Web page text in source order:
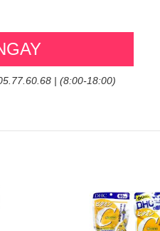
| (8:00-18:00)